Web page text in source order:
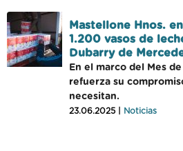
Mastellone Hnos.
1.200 vasos de
Dubarry de
En el marco del Mes
refuerza su
necesitan.
23.06.2025 | Noticias